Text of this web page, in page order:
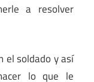
a resolver
el soldado y así
lo que le